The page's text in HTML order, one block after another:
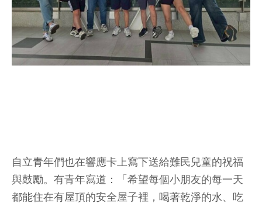
自立青年們也在響應卡上寫下送給難民兒童的祝福
與鼓勵。有青年寫道：「希望每個小朋友的每一天
都能住在有屋頂的安全屋子裡，喝著乾淨的水、吃